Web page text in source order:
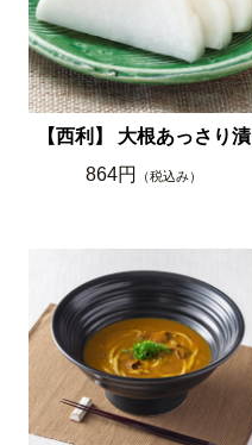
【西利】 大根あっさり漬
864円
（税込み）